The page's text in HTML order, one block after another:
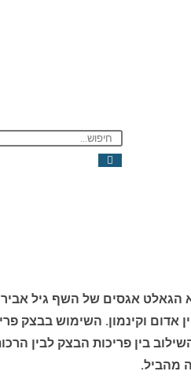
אגסים של השף גיל
וקינמון. השימוש בבצק
בין פריכות הבצק לבין
מהביל.